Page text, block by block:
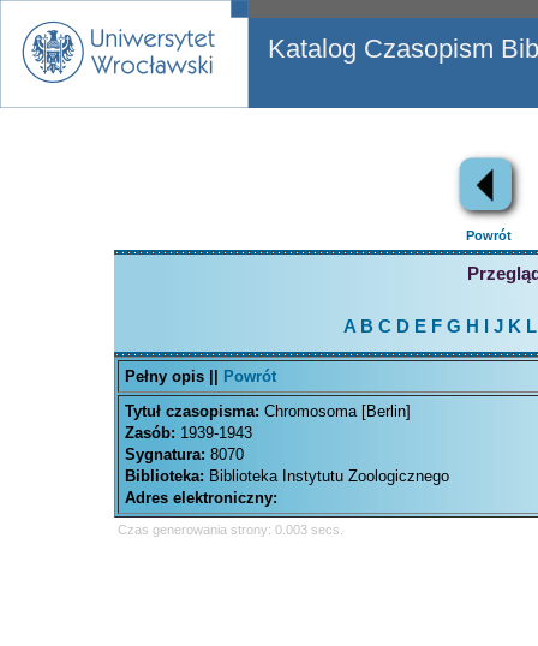
Katalog Czasopism
Powrót
A B C D EFG H J K L
Pełny opis ||
Powrót
Tytuł czasopisma: Chromosoma [Berlin]
Zasób: 1939-1943
Sygnatura: 8070
Biblioteka: Biblioteka Instytutu Zoologicznego
Adres elektroniczny:
Czas generowania strony: 0.003 secs.